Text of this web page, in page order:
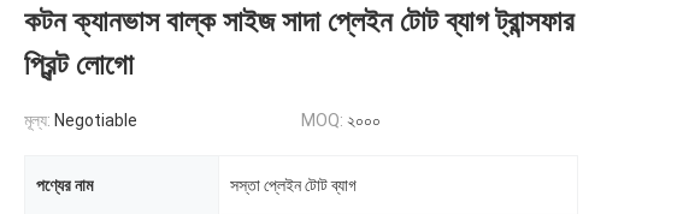
কটন ক্যানভাস বাল্ক সাইজ সাদা প্লেইন টোট ব্যাগ ট্রান্সফার
প্রিন্ট লোগো
মূল্য: Negotiable MOQ: ২০০০
পণ্যের নাম সস্তা প্লেইন টোট ব্যাগ